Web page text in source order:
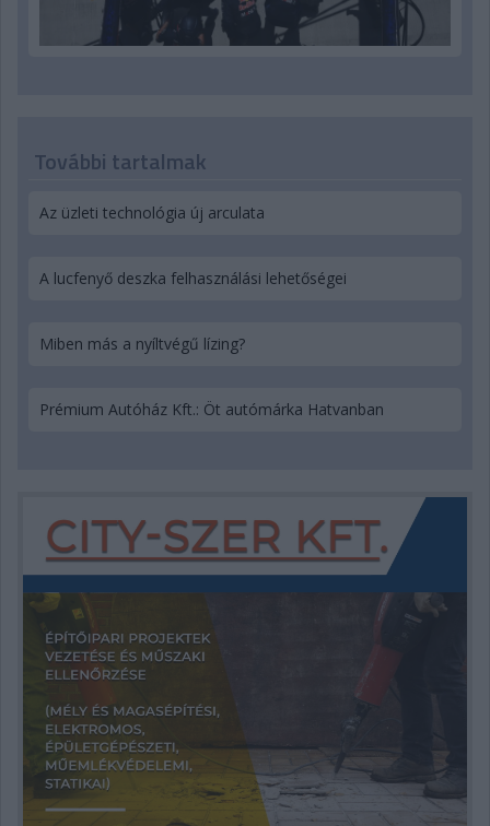
További tartalmak
Az üzleti technológia új arculata
A lucfenyő deszka felhasználási lehetőségei
Miben más a nyíltvégű lízing?
Prémium Autóház Kft.: Öt autómárka Hatvanban